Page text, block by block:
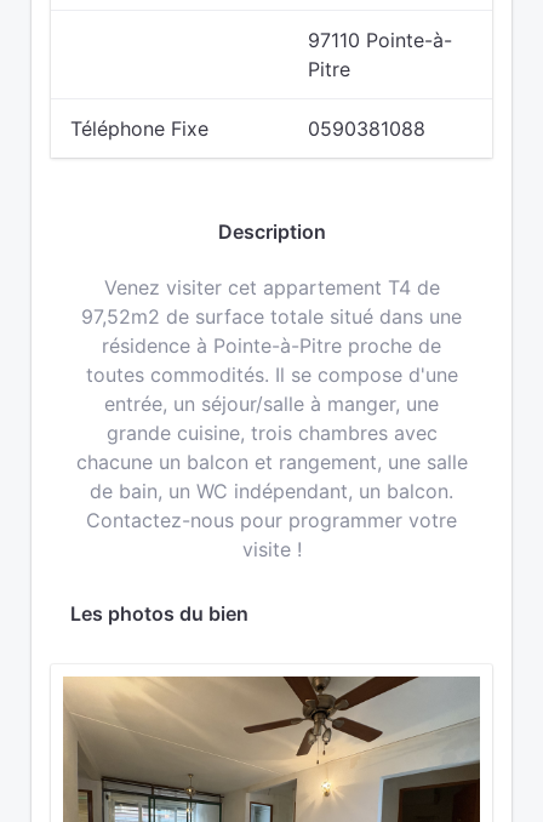
97110 Pointe-à-
Pitre
Téléphone Fixe 0590381088
Description
Venez visiter cet appartement T4 de
97,52m2 de surface totale situé dans une
résidence à Pointe-à-Pitre proche de
toutes commodités. Il se compose d'une
entrée, un séjour/salle à manger, une
grande cuisine, trois chambres avec
chacune un balcon et rangement, une salle
de bain, un WC indépendant, un balcon.
Contactez-nous pour programmer votre
visite !
Les photos du bien